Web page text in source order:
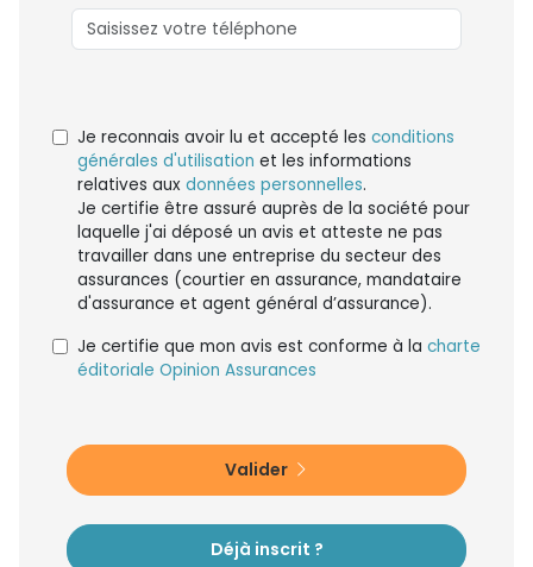
Je reconnais avoir lu et accepté les conditions
générales d'utilisation et les informations
relatives aux données personnelles.
Je certifie être assuré auprès de la société pour
laquelle j'ai déposé un avis et atteste ne pas
travailler dans une entreprise du secteur des
assurances (courtier en assurance, mandataire
d'assurance et agent général d’assurance).
Je certifie que mon avis est conforme à la charte
éditoriale Opinion Assurances
Valider
Déjà inscrit ?